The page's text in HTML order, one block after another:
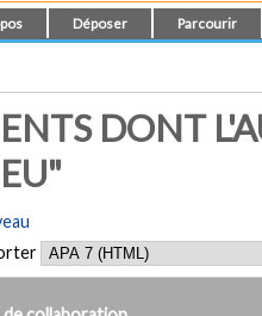
Déposer Parcourir
DONT